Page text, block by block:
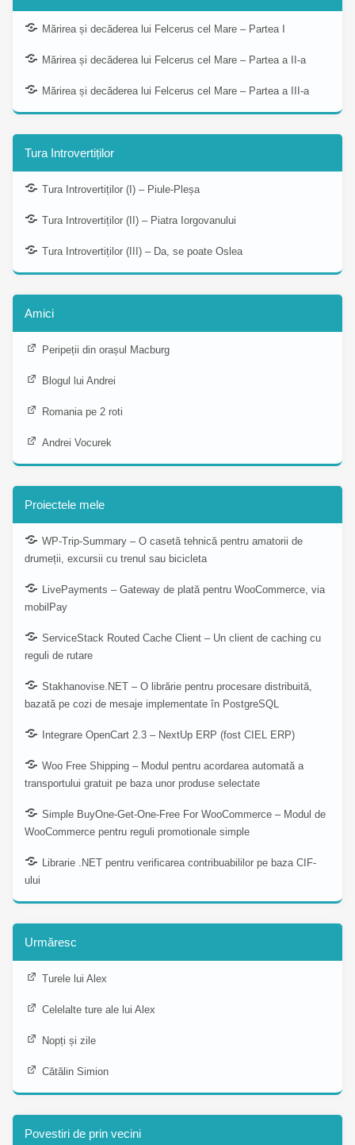
Mărirea și decăderea lui Felcerus cel Mare – Partea I
Mărirea și decăderea lui Felcerus cel Mare – Partea a II-a
Mărirea și decăderea lui Felcerus cel Mare – Partea a III-a
Tura Introvertiților
Tura Introvertiților (I) – Piule-Pleșa
Tura Introvertiților (II) – Piatra Iorgovanului
Tura Introvertiților (III) – Da, se poate Oslea
Amici
Peripeții din orașul Macburg
Blogul lui Andrei
Romania pe 2 roti
Andrei Vocurek
Proiectele mele
WP-Trip-Summary – O casetă tehnică pentru amatorii de
drumeții, excursii cu trenul sau bicicleta
LivePayments – Gateway de plată pentru WooCommerce, via
mobilPay
ServiceStack Routed Cache Client – Un client de caching cu
reguli de rutare
Stakhanovise.NET – O librărie pentru procesare distribuită,
bazată pe cozi de mesaje implementate în PostgreSQL
Integrare OpenCart 2.3 – NextUp ERP (fost CIEL ERP)
Woo Free Shipping – Modul pentru acordarea automată a
transportului gratuit pe baza unor produse selectate
Simple BuyOne-Get-One-Free For WooCommerce – Modul de
WooCommerce pentru reguli promotionale simple
Librarie .NET pentru verificarea contribuabililor pe baza CIF-
ului
Urmăresc
Turele lui Alex
Celelalte ture ale lui Alex
Nopți și zile
Cătălin Simion
Povestiri de prin vecini